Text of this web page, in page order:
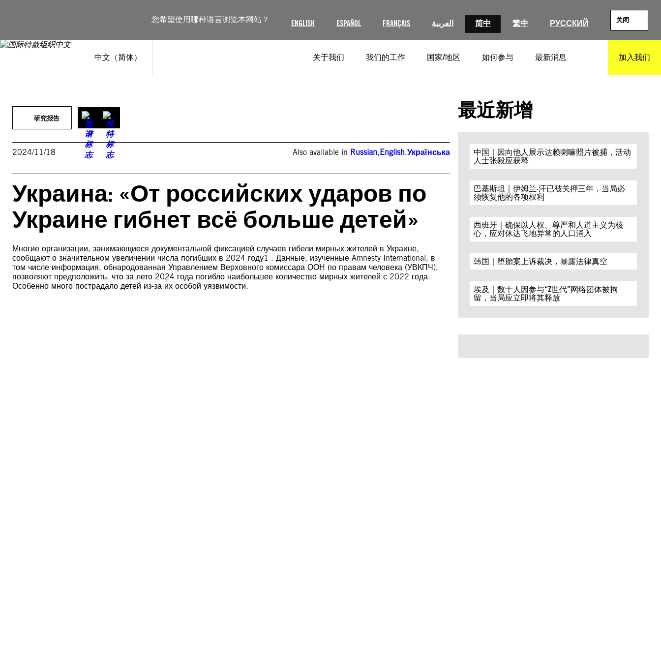
您希望使用哪种语言浏览本网站？ ENGLISH ESPAÑOL FRANÇAIS العربية 简中 繁中 РУССКИЙ 关闭
中文（简体） 关于我们 我们的工作 国家/地区 如何参与 最新消息 加入我们
研究报告
2024/11/18 Also available in Russian,English,Українська
Украина: «От российских ударов по
Украине гибнет всё больше детей»
Многие организации, занимающиеся документальной фиксацией случаев гибели мирных жителей в Украине,
сообщают о значительном увеличении числа погибших в 2024 году1 . Данные, изученные Amnesty International, в
том числе информация, обнародованная Управлением Верховного комиссара ООН по правам человека (УВКПЧ),
позволяют предположить, что за лето 2024 года погибло наибольшее количество мирных жителей с 2022 года.
Особенно много пострадало детей из-за их особой уязвимости.
最近新增
中国｜因向他人展示达赖喇嘛照片被捕，活动
人士张毅应获释
巴基斯坦｜伊姆兰·汗已被关押三年，当局必
须恢复他的各项权利
西班牙｜确保以人权、尊严和人道主义为核
心，应对休达飞地异常的人口涌入
韩国｜堕胎案上诉裁决，暴露法律真空
埃及｜数十人因参与“Z世代”网络团体被拘
留，当局应立即将其释放